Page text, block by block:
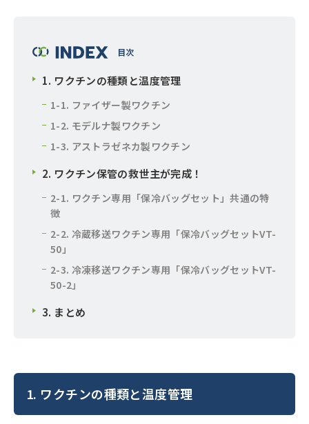
1. ワクチンの種類と温度管理
1-1. ファイザー製ワクチン
1-2. モデルナ製ワクチン
1-3. アストラゼネカ製ワクチン
2. ワクチン保管の救世主が完成！
2-1. ワクチン専用「保冷バッグセット」共通の特
徴
2-2. 冷蔵移送ワクチン専用「保冷バッグセットVT-
50」
2-3. 冷凍移送ワクチン専用「保冷バッグセットVT-
50-2」
3. まとめ
1. ワクチンの種類と温度管理